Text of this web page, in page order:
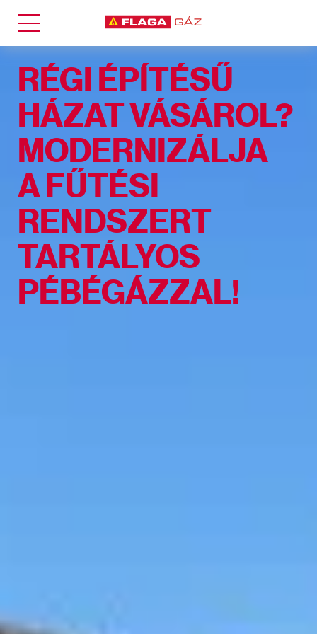
TARTÁLYOS GÁZ
Háztartási felhasználás
RÉGI ÉPÍTÉSŰ
HÁZAT VÁSÁROL?
MODERNIZÁLJA
A FŰTÉSI
RENDSZERT
TARTÁLYOS
PÉBÉGÁZZAL!